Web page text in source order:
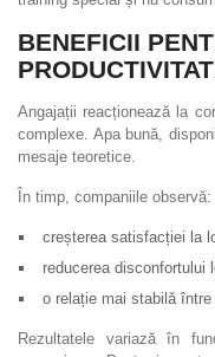
BENEFICII
Angajații reacționează la
complexe. Apa bună,
mesaje teoretice.
În timp, companiile observă:
creșterea satisfacției la
reducerea disconfortului
o relație mai stabilă
Rezultatele variază în